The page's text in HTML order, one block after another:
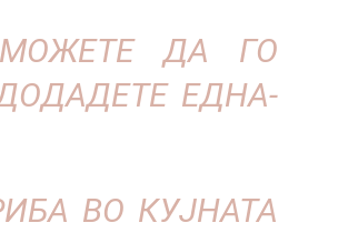
ДА ГО
ЕДНА-
ВО КУЈНАТА